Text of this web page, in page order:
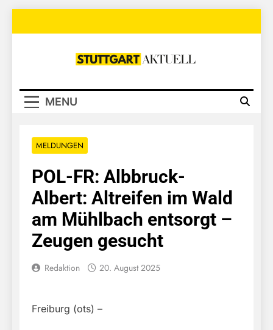
Stuttgart
MENU
MELDUNGEN
POL-FR: Albbruck-
Albert: Altreifen im Wald
am Mühlbach entsorgt –
Zeugen gesucht
Redaktion 20. August 2025
Freiburg (ots) –